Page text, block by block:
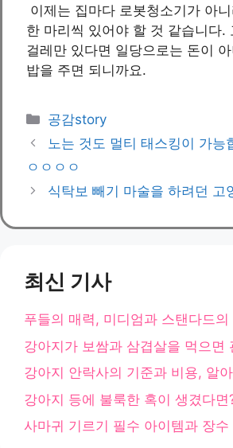
이제는 집마다 로봇청소기가 아
한 마리씩 있어야 할 것 같습니다.
걸레만 있다면 일당으로는 돈이
밥을 주면 되니까요.
카
테
리
공감story
노는 것도 멀티 태스킹이 가능
ㅇㅇㅇㅇ
식탁보 빼기 마술을 하려던 고
최신 기사
푸들의 매력, 미디엄과 스탠다드의
강아지가 보쌈과 삼겹살을 먹으면
강아지 안락사의 기준과 비용, 알
강아지 등에 불룩한 혹이 생겼다면
사마귀 기르기 필수 아이템과 장